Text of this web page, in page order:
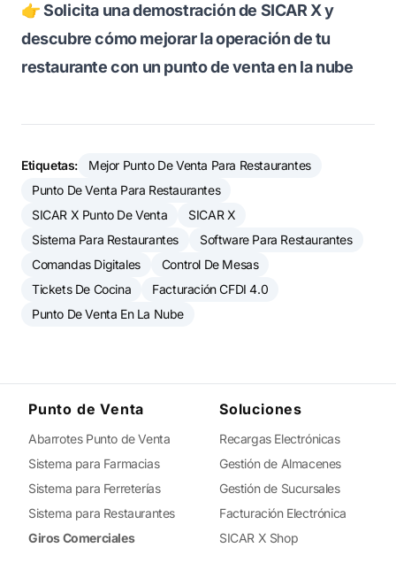
👉 Solicita una demostración de SICAR X y
descubre cómo mejorar la operación de tu
restaurante con un punto de venta en la nube
Etiquetas:
Mejor Punto De Venta Para Restaurantes
Punto De Venta Para Restaurantes
SICAR X Punto De Venta
SICAR X
Sistema Para Restaurantes
Software Para Restaurantes
Comandas Digitales
Control De Mesas
Tickets De Cocina
Facturación CFDI 4.0
Punto De Venta En La Nube
Punto de Venta
Abarrotes Punto de Venta
Sistema para Farmacias
Sistema para Ferreterías
Sistema para Restaurantes
Giros Comerciales
Soluciones
Recargas Electrónicas
Gestión de Almacenes
Gestión de Sucursales
Facturación Electrónica
SICAR X Shop